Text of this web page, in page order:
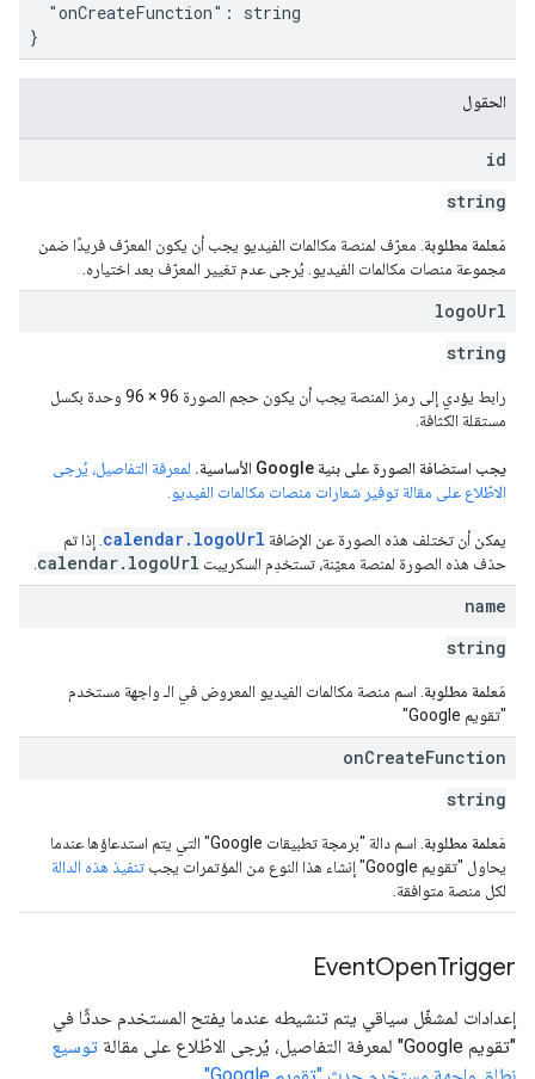
  "onCreateFunction": string
}
الحقول
id
string
مَعلمة مطلوبة . معرّف لمنصة مكالمات الفيديو يجب أن يكون المعرّف فريدًا ضمن
مجموعة منصات مكالمات الفيديو. يُرجى عدم تغيير المعرّف بعد اختياره.
logoUrl
string
رابط يؤدي إلى رمز المنصة يجب أن يكون حجم الصورة 96 × 96 وحدة بكسل
مستقلة الكثافة.
يجب استضافة الصورة على بنية Google الأساسية.
لمعرفة التفاصيل، يُرجى
الاطّلاع على مقالة توفير شعارات منصات مكالمات الفيديو.
يمكن أن تختلف هذه الصورة عن الإضافة calendar.logoUrl . إذا تم
حذف هذه الصورة لمنصة معيّنة، تستخدِم السكريبت
calendar. logoUrl
name
string
مَعلمة مطلوبة . اسم منصة مكالمات الفيديو المعروض في الـ واجهة مستخدم
"تقويم Google"
onCreateFunction
string
مَعلمة مطلوبة
. اسم دالة "برمجة تطبيقات Google" التي يتم استدعاؤها عندما
يحاول "تقويم Google" إنشاء هذا النوع من المؤتمرات يجب
تنفيذ هذه الدالة
لكل منصة متوافقة.
EventOpenTrigger
إعدادات لمشغّل سياقي يتم تنشيطه عندما يفتح المستخدم حدثًا في
"تقويم Google" لمعرفة التفاصيل، يُرجى الاطّلاع على مقالة
توسيع